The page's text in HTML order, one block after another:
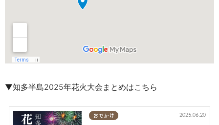
▼知多半島2025年花火大会まとめはこちら
おでかけ 2025.06.20